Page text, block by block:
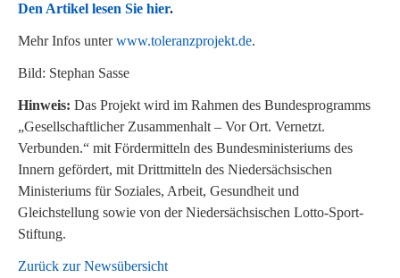
Den Artikel lesen Sie hier.
Mehr Infos unterwww.toleranzprojekt.de.
Bild: Stephan Sasse
Hinweis: Das Projekt wird im Rahmen des Bundesprogramms
„Gesellschaftlicher Zusammenhalt – Vor Ort. Vernetzt.
Verbunden.“ mit Fördermitteln des Bundesministeriums des
Innern gefördert, mit Drittmitteln des Niedersächsischen
Ministeriums für Soziales, Arbeit, Gesundheit und
Gleichstellung sowie von der Niedersächsischen Lotto-Sport-
Stiftung.
Zurück zur Newsübersicht